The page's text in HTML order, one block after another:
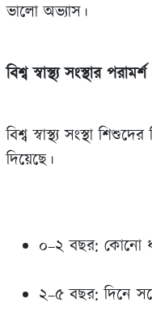
ভালো অভ্যাস।
বিশ্ব স্বাস্থ্য সংস্থার
বিশ্ব স্বাস্থ্য সংস্থা
দিয়েছে।
০–২ বছর: কোনো
২–৫ বছর: দিনে